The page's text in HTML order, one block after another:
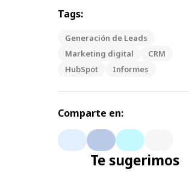
Tags:
Generación de Leads
Marketing digital
CRM
HubSpot
Informes
Comparte en:
Te sugerimos